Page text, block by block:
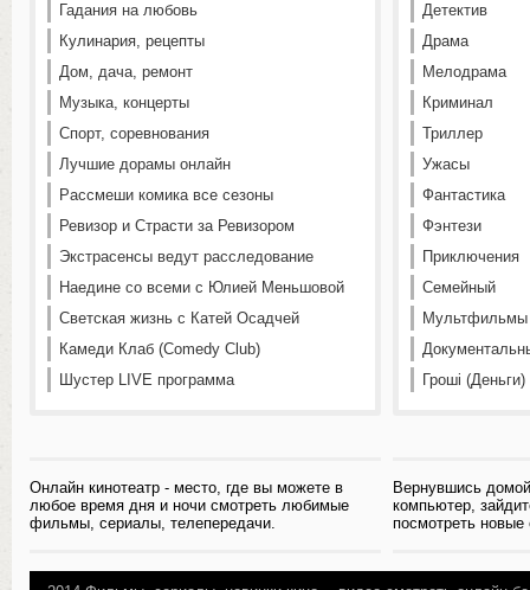
Гадания на любовь
Кулинария, рецепты
Дом, дача, ремонт
Музыка, концерты
Спорт, соревнования
Лучшие дорамы онлайн
Рассмеши комика все сезоны
Ревизор и Страсти за Ревизором
Экстрасенсы ведут расследование
Наедине со всеми с Юлией Меньшовой
Светская жизнь с Катей Осадчей
Камеди Клаб (Comedy Club)
Шустер LIVE программа
Онлайн кинотеатр - место, где вы можете в
любое время дня и ночи смотреть любимые
фильмы, сериалы, телепередачи.
Детектив
Драма
Мелодрама
Криминал
Триллер
Ужасы
Фантастика
Фэнтези
Приключения
Семейный
Мультфильмы
Гроші
Вернувшись
компьютер,
посмотреть